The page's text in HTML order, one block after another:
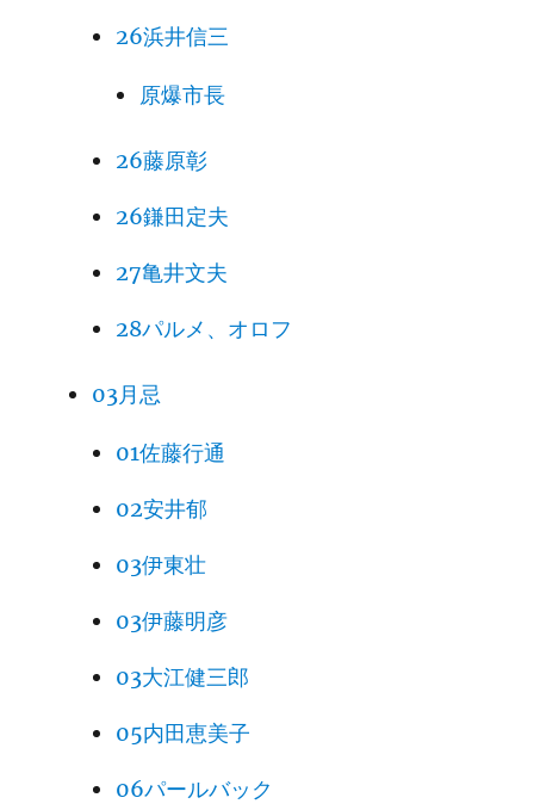
26浜井信三
原爆市長
26藤原彰
26鎌田定夫
27亀井文夫
28パルメ、オロフ
03月忌
01佐藤行通
02安井郁
03伊東壮
03伊藤明彦
03大江健三郎
05内田恵美子
06パールバック